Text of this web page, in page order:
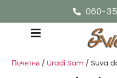
060-
Почетна/Uradi Sam / Suva